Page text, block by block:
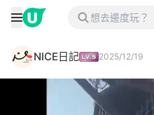
NICE日記 2025/12/19